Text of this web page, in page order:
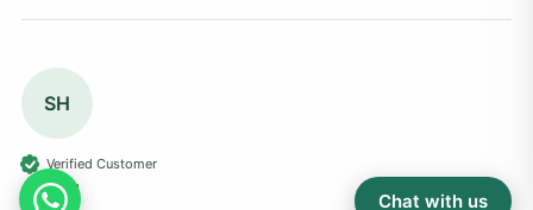
SH
Verified Customer
Sam H Chat with us